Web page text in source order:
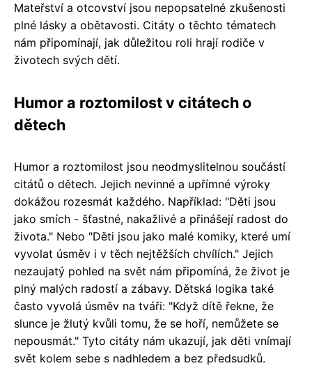
Mateřství a otcovství jsou nepopsatelné zkušenosti
plné lásky a obětavosti. Citáty o těchto tématech
nám připomínají, jak důležitou roli hrají rodiče v
životech svých dětí.
Humor a roztomilost v citátech o
dětech
Humor a roztomilost jsou neodmyslitelnou součástí
citátů o dětech. Jejich nevinné a upřímné výroky
dokážou rozesmát každého. Například: "Děti jsou
jako smích - šťastné, nakažlivé a přinášejí radost do
života." Nebo "Děti jsou jako malé komiky, které umí
vyvolat úsměv i v těch nejtěžších chvílích." Jejich
nezaujatý pohled na svět nám připomíná, že život je
plný malých radostí a zábavy. Dětská logika také
často vyvolá úsměv na tváři: "Když dítě řekne, že
slunce je žlutý kvůli tomu, že se hoří, nemůžete se
nepousmát." Tyto citáty nám ukazují, jak děti vnímají
svět kolem sebe s nadhledem a bez předsudků.